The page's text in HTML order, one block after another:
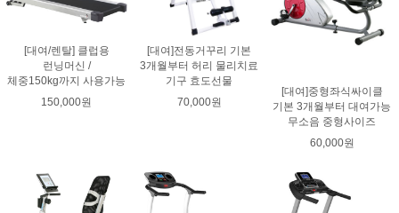
[대여/렌탈] 클럽용
런닝머신 /
체중150kg까지 사용가능
150,000원
[대여]전동거꾸리 기본
3개월부터 허리 물리치료
기구 효도선물
70,000원
[대여]중형좌식싸이클
기본 3개월부터 대여가능
무소음 중형사이즈
60,000원